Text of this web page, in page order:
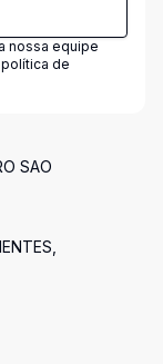
nossa equipe
política de
SAO